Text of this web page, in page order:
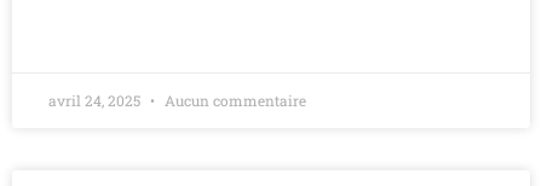
avril 24, 2025 Aucun commentaire